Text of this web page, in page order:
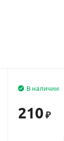
В наличии
210 ₽